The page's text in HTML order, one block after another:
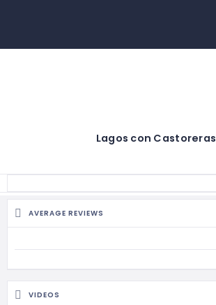
CONTACTO
Lagos con Castoreras
AVERAGE REVIEWS
VIDEOS